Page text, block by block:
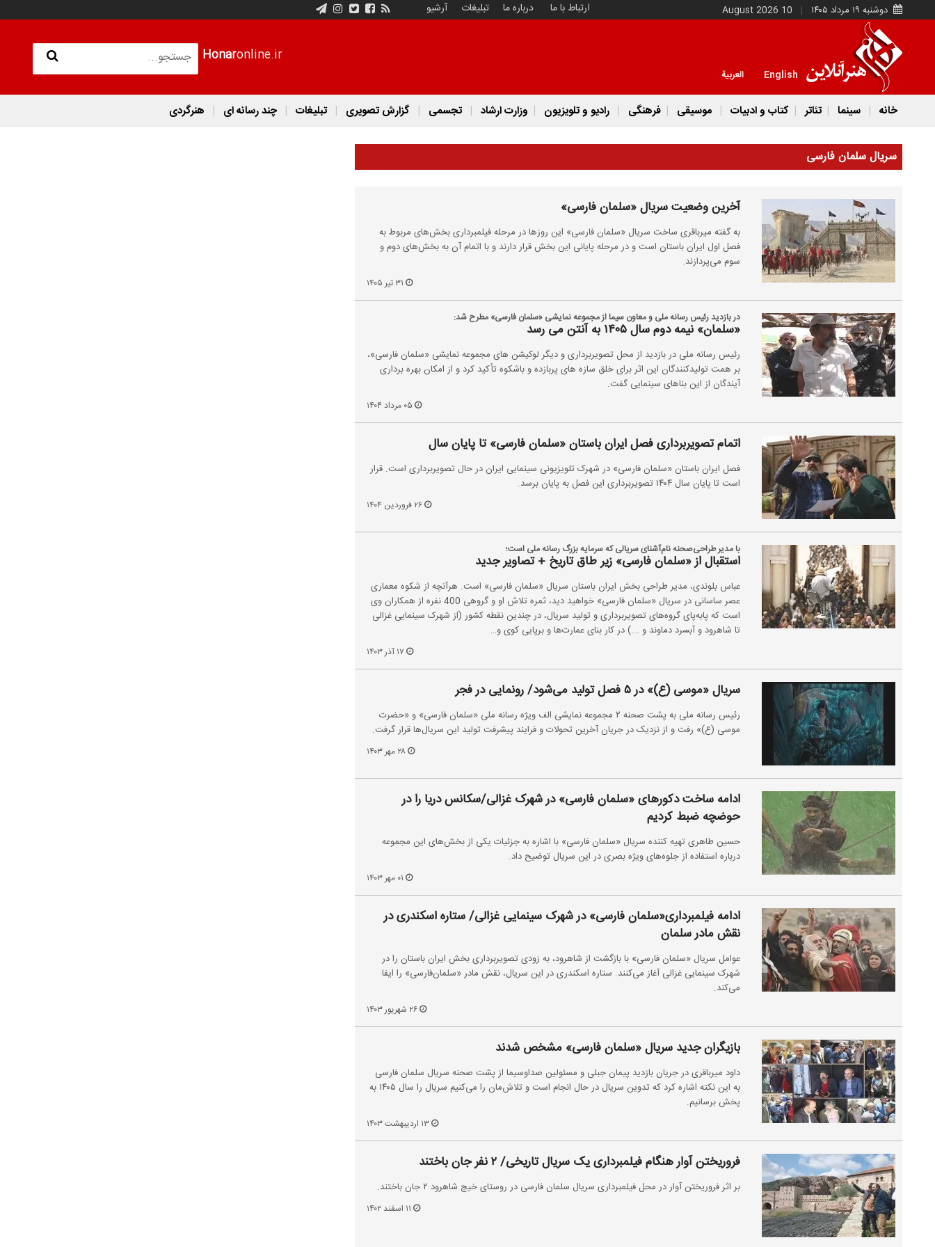
دوشنبه ۱۹ مرداد ۱۴۰۵ 10 August 2026 ارتباط با ما درباره ما تبلیغات آرشیو
Honaronline.ir
English العربية
خانه سینما تئاتر کتاب و ادبیات موسیقی فرهنگی رادیو و تلویزیون وزارت ارشاد تجسمی گزارش تصویری تبلیغات چند رسانه ای هنرگردی
سریال سلمان فارسی
آخرین وضعیت سریال «سلمان فارسی»
به گفته میرباقری ساخت سریال «سلمان فارسی» این روزها در مرحله فیلمبرداری بخش‌های مربوط به
فصل اول ایران باستان است و در مرحله پایانی این بخش قرار دارند و با اتمام آن به بخش‌های دوم و
سوم می‌پردازند.
در بازدید رئیس رسانه ملی و معاون سیما از مجموعه نمایشی «سلمان فارسی» مطرح شد:
«سلمان» نیمه دوم سال ۱۴۰۵ به آنتن می رسد
رئیس رسانه ملی در بازدید از محل تصویربرداری و دیگر لوکیشن های مجموعه نمایشی «سلمان فارسی»،
بر همت تولیدکنندگان این اثر برای خلق سازه های پربازده و باشکوه تأکید کرد و از امکان بهره برداری
آیندگان از این بناهای سینمایی گفت.
اتمام تصویربرداری فصل ایران باستان «سلمان فارسی» تا پایان سال
فصل ایران باستان «سلمان فارسی» در شهرک تلویزیونی سینمایی ایران در حال تصویربرداری است. قرار
است تا پایان سال ۱۴۰۴ تصویربرداری این فصل به پایان برسد.
۲۶ فروردین ۱۴۰۴
با مدیر طراحی‌صحنه نام‌آشنای سریالی که سرمایه بزرگ رسانه ملی است؛
استقبال از «سلمان فارسی» زیر طاق‌ تاریخ + تصاویر جدید
عباس بلوندی، مدیر طراحی بخش ایران باستان سریال «سلمان فارسی» است. هرآنچه از شکوه معماری
عصر ساسانی در سریال «سلمان فارسی» خواهید دید، ثمره تلاش او و گروهی 400 نفره از همکاران وی
است که پابه‌پای گروه‌های تصویربرداری و تولید سریال، در چندین نقطه کشور (از شهرک سینمایی غزالی
تا شاهرود و آبسرد دماوند و ...) در کار بنای عمارت‌ها و برپایی کوی‌ ‌و…
سریال «موسی (ع)» در ۵ فصل تولید می‌شود/ رونمایی در فجر
رئیس رسانه ملی به پشت صحنه ۲ مجموعه نمایشی الف ویژه رسانه ملی «سلمان فارسی» و «حضرت
موسی (ع)» رفت و از نزدیک در جریان آخرین تحولات و فرایند پیشرفت تولید این سریال‌ها قرار گرفت.
ادامه ساخت دکورهای «سلمان فارسی» در شهرک غزالی/سکانس دریا را در
حوضچه ضبط کردیم
حسین طاهری تهیه کننده سریال «سلمان فارسی» با اشاره به جزئیات یکی از بخش‌های این مجموعه
درباره استفاده از جلوه‌های ویژه بصری در این سریال توضیح داد.
ادامه فیلمبرداری«سلمان فارسی» در شهرک سینمایی غزالی/ ستاره اسکندری در
نقش مادر سلمان
عوامل سریال «سلمان فارسی» با بازگشت از شاهرود، به زودی تصویربرداری بخش ایران باستان را در
شهرک سینمایی غزالی آغاز می‌کنند. ستاره اسکندری در این سریال، نقش مادر «سلمان‌فارسی» را ایفا
می‌کند.
۲۶ شهریور ۱۴۰۳
بازیگران جدید سریال «سلمان فارسی» مشخص شدند
داود میرباقری در جریان بازدید پیمان جبلی و مسئولین صداوسیما از پشت صحنه سریال سلمان فارسی
به این نکته اشاره کرد که تدوین سریال در حال انجام است و تلاش‌مان را می‌کنیم سریال را سال ۱۴۰۵ به
پخش برسانیم.
۱۳ اردیبهشت ۱۴۰۳
فروریختن آوار هنگام فیلمبرداری یک سریال تاریخی/ ۲ نفر جان باختند
بر اثر فروریختن آوار در محل فیلمبرداری سریال سلمان فارسی در روستای خیج شاهرود ۲ جان باختند.